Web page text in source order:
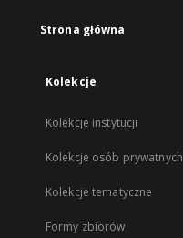
Strona główna
Kolekcje
Kolekcje instytucji
Kolekcje osób prywatnych
Kolekcje tematyczne
Formy zbiorów